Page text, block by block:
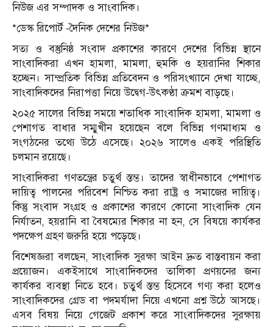
নিউজ এর সম্পাদক ও সাংবাদিক।
*ডেস্ক রিপোর্ট -দৈনিক দেশের নিউজ*
সত্য ও বস্তুনিষ্ঠ সংবাদ প্রকাশের কারণে দেশের বিভিন্ন স্থানে
সাংবাদিকরা এখন হামলা, মামলা, হুমকি ও হয়রানির শিকার
হচ্ছেন। সাম্প্রতিক বিভিন্ন প্রতিবেদন ও পরিসংখ্যানে দেখা যাচ্ছে,
সাংবাদিকদের নিরাপত্তা নিয়ে উদ্বেগ-উৎকণ্ঠা ক্রমশ বাড়ছে।
২০২৫ সালের বিভিন্ন সময়ে শতাধিক সাংবাদিক হামলা, মামলা ও
পেশাগত বাধার সম্মুখীন হয়েছেন বলে বিভিন্ন গণমাধ্যম ও
সংগঠনের তথ্যে উঠে এসেছে। ২০২৬ সালেও একই পরিস্থিতি
চলমান রয়েছে।
সাংবাদিকরা গণতন্ত্রের চতুর্থ স্তম্ভ। তাদের স্বাধীনভাবে পেশাগত
দায়িত্ব পালনের পরিবেশ নিশ্চিত করা রাষ্ট্র ও সমাজের দায়িত্ব।
কিন্তু সংবাদ সংগ্রহ ও প্রকাশের কারণে কোনো সাংবাদিক যেন
নির্যাতন, হয়রানি বা বৈষম্যের শিকার না হন, সে বিষয়ে কার্যকর
পদক্ষেপ গ্রহণ জরুরি হয়ে পড়েছে।
বিশেষজ্ঞরা বলছেন, সাংবাদিক সুরক্ষা আইন দ্রুত বাস্তবায়ন করা
প্রয়োজন। একইসাথে সাংবাদিকদের তালিকা প্রণয়নের জন্য
কার্যকর ব্যবস্থা নিতে হবে। চতুর্থ স্তম্ভ হিসেবে গণ্য করা হলেও
সাংবাদিকদের গ্রেড বা পদমর্যাদা নিয়ে এখনো প্রশ্ন উঠে আসছে।
এসব বিষয় নিয়ে গেজেট প্রকাশ করে সাংবাদিকদের সুরক্ষায়